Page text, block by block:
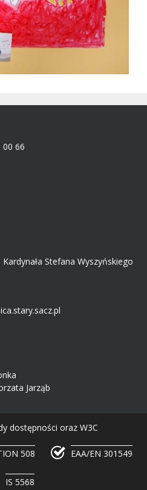
00 66
Stefana Wyszyńskiego
Jarząb
dostępności oraz W3C
508 EAA/EN 301549
IS 5568